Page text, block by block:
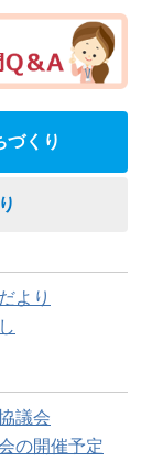
づくり
より
議会
の開催予定